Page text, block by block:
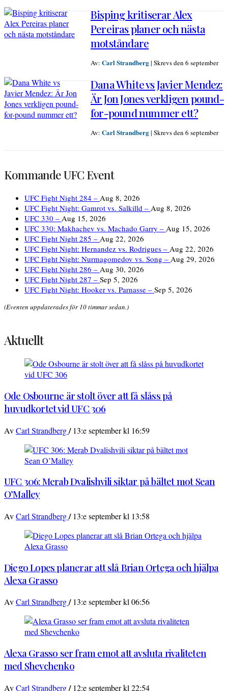
Bisping kritiserar Alex
Pereiras planer och nästa
motståndare
Av: Carl Strandberg| Skrevs den 6 september
Dana White vs Javier Mendez:
Är Jon Jones verkligen pound-
for-pound nummer ett?
Av: Carl Strandberg| Skrevs den 6 september
Kommande UFC Event
UFC Fight Night 284 – Aug 8, 2026
UFC Fight Night: Gamrot vs. Salkilld – Aug 8, 2026
UFC 330 – Aug 15, 2026
UFC 330: Makhachev vs. Machado Garry – Aug 15, 2026
UFC Fight Night 285 – Aug 22, 2026
UFC Fight Night: Hernandez vs. Rodrigues – Aug 22, 2026
UFC Fight Night: Nurmagomedov vs. Song – Aug 29, 2026
UFC Fight Night 286 – Aug 30, 2026
UFC Fight Night 287 – Sep 5, 2026
UFC Fight Night: Hooker vs. Parnasse – Sep 5, 2026
(Eventen uppdaterades för 10 timmar sedan.)
Aktuellt
Ode Osbourne är stolt över att få slåss på
huvudkortet vid UFC 306
AvCarl Strandberg/ 13:e september kl 16:59
UFC 306: Merab Dvalishvili siktar på bältet mot Sean
O’Malley
AvCarl Strandberg/ 13:e september kl 13:58
Diego Lopes planerar att slå Brian Ortega och hjälpa
Alexa Grasso
AvCarl Strandberg/ 13:e september kl 06:56
Alexa Grasso ser fram emot att avsluta rivaliteten
med Shevchenko
AvCarl Strandberg/ 12:e september kl 22:54